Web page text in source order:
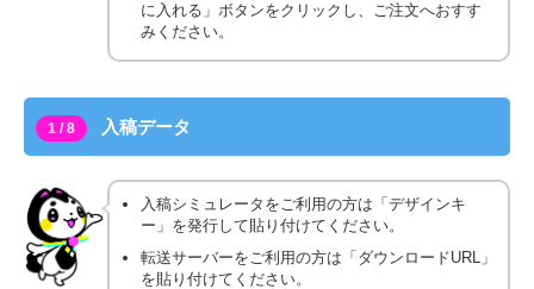
に入れる」ボタンをクリックし、ご注文へおすす
みください。
1 / 8 入稿データ
入稿シミュレータをご利用の方は「デザインキ
ー」を発行して貼り付けてください。
転送サーバーをご利用の方は「ダウンロードURL」
を貼り付けてください。